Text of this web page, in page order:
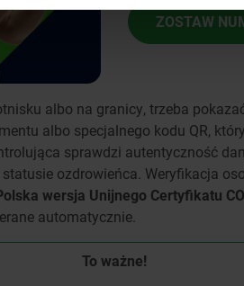
ZOSTAW
albo na granicy, trzeba
albo specjalnego kodu QR,
sprawdzi autentyczność
ozdrowieńca. Weryfikacja
wersja Unijnego Certyfikatu
automatycznie.
To ważne!